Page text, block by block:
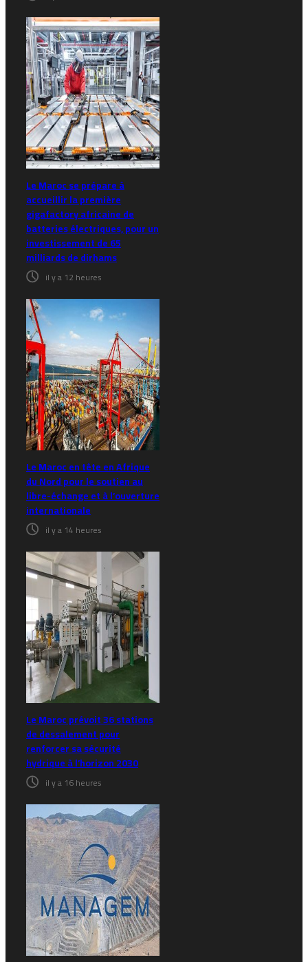
Le Maroc se prépare à
accueillir la première
gigafactory africaine de
batteries électriques, pour un
investissement de 65
milliards de dirhams
il y a 12 heures
Le Maroc en tête en Afrique
du Nord pour le soutien au
libre-échange et à l’ouverture
internationale
il y a 14 heures
Le Maroc prévoit 36 stations
de dessalement pour
renforcer sa sécurité
hydrique à l’horizon 2030
il y a 16 heures